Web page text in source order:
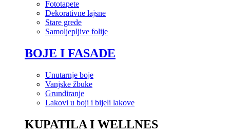
Fototapete
Dekorativne lajsne
Stare grede
Samoljepljive folije
BOJE I FASADE
Unutarnje boje
Vanjske žbuke
Grundiranje
Lakovi u boji i bijeli lakove
KUPATILA I WELLNES